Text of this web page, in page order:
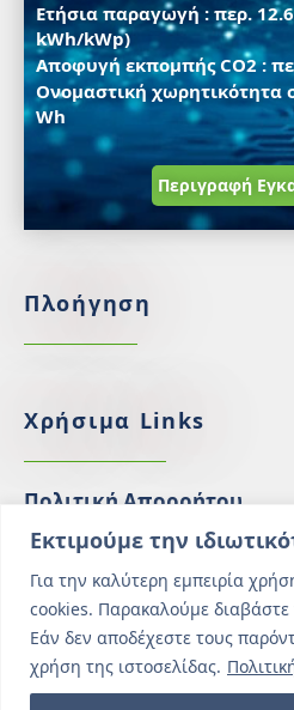
Εκτιμούμε την
Για την καλύτερη εμπειρία
cookies. Παρακαλούμε διαβάστε
Εάν δεν αποδέχεστε τους
χρήση της ιστοσελίδας.
Ετήσια παραγωγή : περ.
kWh/kWp)
Αποφυγή εκπομπής CO2 :
Ονομαστική χωρητικότητα
Wh
Περιγραφή
Πλοήγηση
Χρήσιμα Links
Πολιτική Απορρήτου
Πολιτική Cookies
Γενικοί Όροι Ταξιδίου